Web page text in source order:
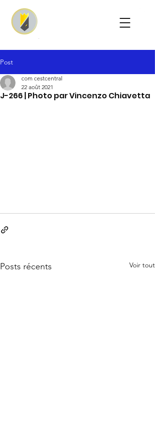
Post
J-266 | Photo par Vincenzo Chiavetta
com cestcentral
22 août 2021
Posts récents Voir tout